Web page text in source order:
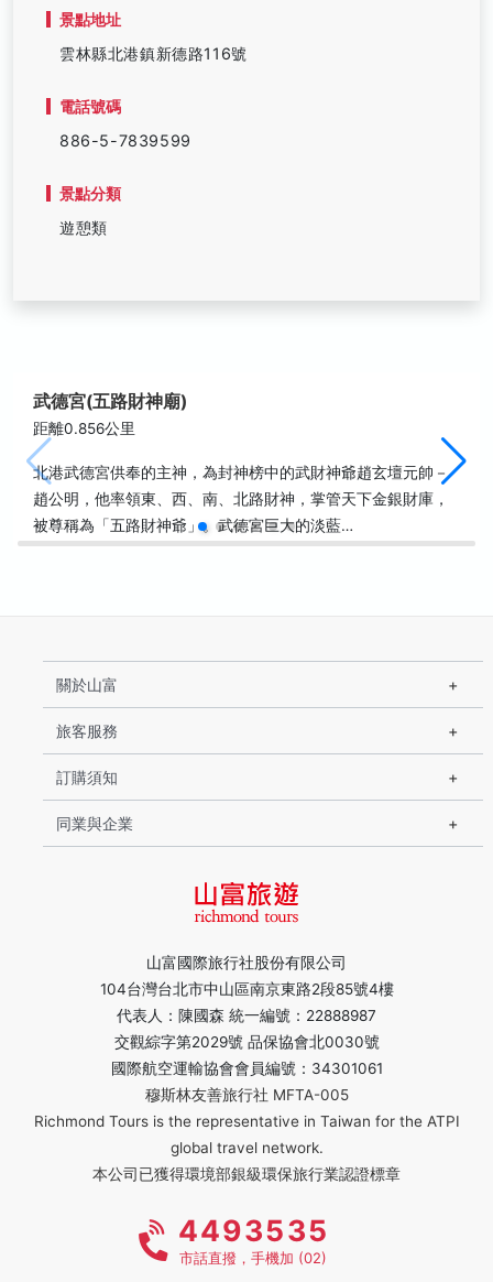
景點地址
雲林縣北港鎮新德路116號
電話號碼
886-5-7839599
景點分類
遊憩類
武德宮(五路財神廟)
距離0.856公里
北港武德宮供奉的主神，為封神榜中的武財神爺趙玄壇元帥－
趙公明，他率領東、西、南、北路財神，掌管天下金銀財庫，
被尊稱為「五路財神爺」。武德宮巨大的淡藍…
山富國際旅行社股份有限公司
104台灣台北市中山區南京東路2段85號4樓
代表人：陳國森 統一編號：22888987
交觀綜字第2029號 品保協會北0030號
國際航空運輸協會會員編號：34301061
穆斯林友善旅行社 MFTA-005
Richmond Tours is the representative in Taiwan for the ATPI
global travel network.
本公司已獲得環境部銀級環保旅行業認證標章
關於山富
旅客服務
訂購須知
同業與企業
4493535
市話直撥，手機加 (02)